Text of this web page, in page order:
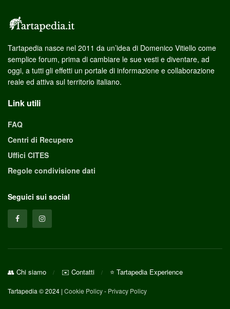
Tartapedia nasce nel 2011 da un’idea di Domenico Vitiello come
semplice forum, prima di cambiare le sue vesti e diventare, ad
oggi, a tutti gli effetti un portale di informazione e collaborazione
reale ed attiva sul territorio italiano.
Link utili
FAQ
Centri di Recupero
Uffici CITES
Regole condivisione dati
Seguici sui social
👥 Chi siamo ✉️ Contatti ⭐ Tartapedia Experience
Tartapedia © 2024 | Cookie Policy- Privacy Policy